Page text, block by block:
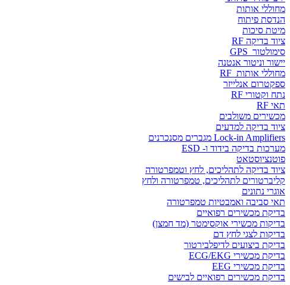
מחוללי אותות
הנדסת פיתוח
מיטת סיכות
ציוד בדיקה RF
סימולטור GPS
יישור וניטור אנטנה
מחוללי אותות RF
ספקטרום אנלייזר
נתח וקטורי RF
תאי RF
מכשירים משולבים
ציוד בדיקה למדעים
Lock-in Amplifiers מגברים מסנכרנים
מערכות בדיקה בידוד ו- ESD
פוטנציוסטאט
ציוד בדיקה לתהליכים, לחץ וטמפרטורה
קליברטורים לתהליכים, טמפרטורה ולחץ
אוגרי נתונים
תאי סביבה ואמבטיות טמפרטורה
בדיקת מכשירים רפואיים
בדיקות מכשירי אוקסימטר (מד חמצן)
בדיקות לצגי לחץ דם
בדיקת ביצועים לדיפלבירטור
בדיקת מכשירי ECG/EKG
בדיקת מכשירי EEG
בדיקת מכשירים רפואיים לבישים